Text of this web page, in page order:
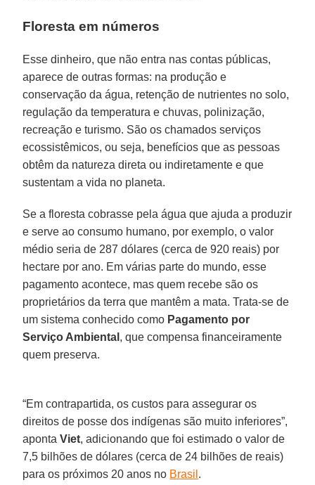
Floresta em números
Esse dinheiro, que não entra nas contas públicas,
aparece de outras formas: na produção e
conservação da água, retenção de nutrientes no solo,
regulação da temperatura e chuvas, polinização,
recreação e turismo. São os chamados serviços
ecossistêmicos, ou seja, benefícios que as pessoas
obtêm da natureza direta ou indiretamente e que
sustentam a vida no planeta.
Se a floresta cobrasse pela água que ajuda a produzir
e serve ao consumo humano, por exemplo, o valor
médio seria de 287 dólares (cerca de 920 reais) por
hectare por ano. Em várias parte do mundo, esse
pagamento acontece, mas quem recebe são os
proprietários da terra que mantêm a mata. Trata-se de
um sistema conhecido como Pagamento por
Serviço Ambiental , que compensa financeiramente
quem preserva.
“Em contrapartida, os custos para assegurar os
direitos de posse dos indígenas são muito inferiores”,
apontaViet, adicionando que foi estimado o valor de
7,5 bilhões de dólares (cerca de 24 bilhões de reais)
para os próximos 20 anos no Brasil .